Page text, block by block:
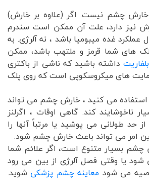
خارش چشم نیست. اگر (علاوه بر خارش)
دارد، علت آن ممکن است سندرم
عملکرد غده میبومیا باشد ، نه آلرژی. به
های شما قرمز و ملتهب باشد، ممکن
بلفاریت داشته باشید که ناشی از باکتری
های میکروسکوپی است که روی پلک
استفاده می کنید ، خارش چشم می تواند
ناخوشایند کند. گاهی اوقات ، اگرلنز
حد طولانی می پوشید یا مرتباً آنها را
امر می تواند باعث خارش چشم شود.
چشم بسیار متنوع است، اگر علائم شما
شود یا وقتی فصل آلرژی از بین می رود
می شود معاینه چشم پزشکی شوید.